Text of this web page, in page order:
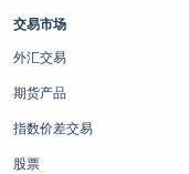
交易市场
外汇交易
期货产品
指数价差交易
股票